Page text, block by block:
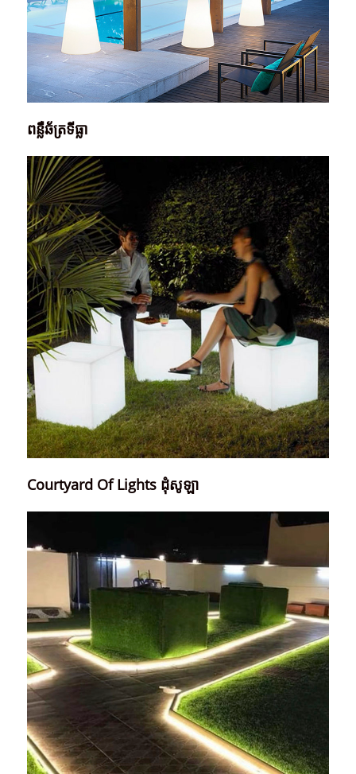
ពន្លឺឆ័ត្រទីធ្លា
Courtyard Of Lights ដុំសូឡា